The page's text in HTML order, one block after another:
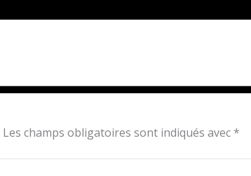
Les champs obligatoires sont indiqués avec *